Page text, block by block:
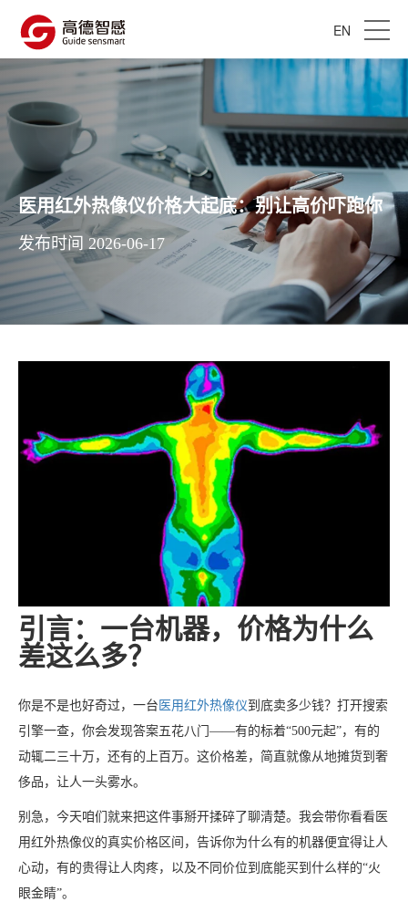
EN
医用红外热像仪价格大起底：别让高价吓跑你
发布时间 2026-06-17
引言：一台机器，价格为什么
差这么多？
你是不是也好奇过，一台 医用红外热像仪到底卖多少钱？打开搜索
引擎一查，你会发现答案五花八门——有的标着“500元起”，有的
动辄二三十万，还有的上百万。这价格差，简直就像从地摊货到奢
侈品，让人一头雾水。
别急，今天咱们就来把这件事掰开揉碎了聊清楚。我会带你看看医
用红外热像仪的真实价格区间，告诉你为什么有的机器便宜得让人
心动，有的贵得让人肉疼，以及不同价位到底能买到什么样的“火
眼金睛”。